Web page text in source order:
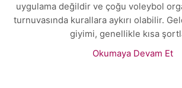
uygulama değildir ve çoğu voleybol
turnuvasında kurallara aykırı olabilir.
giyimi, genellikle kısa
Okumaya Devam Et